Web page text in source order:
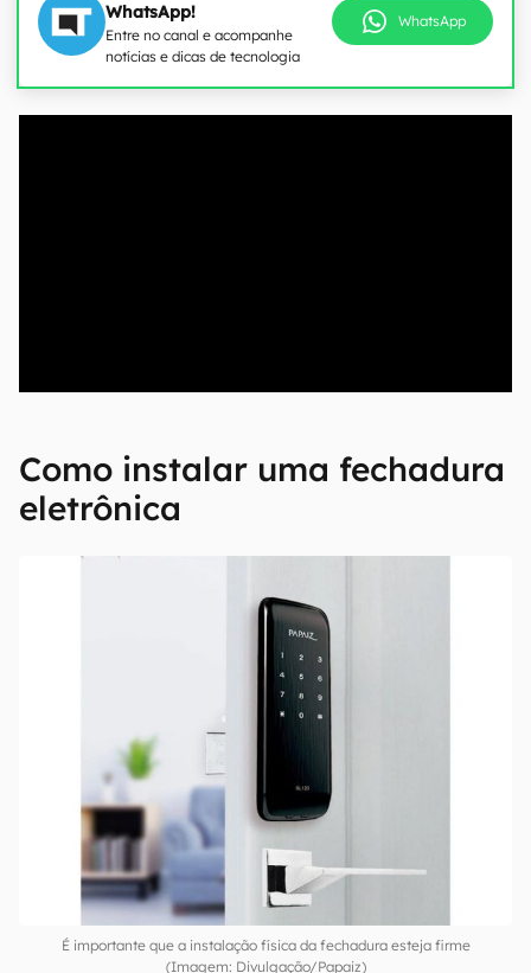
WhatsApp!
Entre no canal e acompanhe
notícias e dicas de tecnologia
WhatsApp
Como instalar uma fechadura
eletrônica
É importante que a instalação física da fechadura esteja firme
(Imagem: Divulgação/Papaiz)